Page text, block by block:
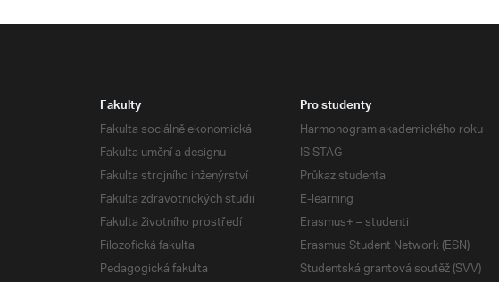
Fakulty
Fakulta sociálně ekonomická
Fakulta umění a designu
Fakulta strojního inženýrství
Fakulta zdravotnických studií
Fakulta životního prostředí
Filozofická fakulta
Pedagogická fakulta
Pro studenty
Harmonogram akademického roku
IS STAG
Průkaz studenta
E-learning
Erasmus+ – studenti
Erasmus Student Network (ESN)
Studentská grantová soutěž (SVV)